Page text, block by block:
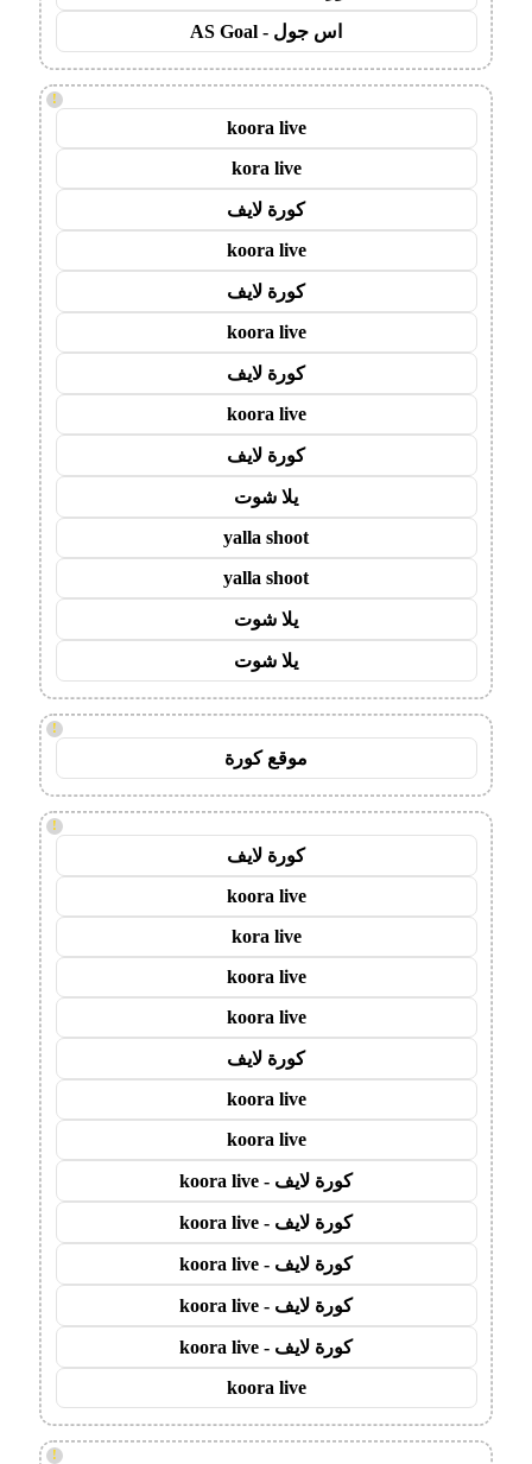
اس جول - AS Goal
!
koora live
kora live
كورة لايف
koora live
كورة لايف
koora live
كورة لايف
koora live
كورة لايف
يلا شوت
yalla shoot
yalla shoot
يلا شوت
يلا شوت
!
موقع كورة
!
كورة لايف
koora live
kora live
koora live
koora live
كورة لايف
koora live
koora live
كورة لايف - koora live
كورة لايف - koora live
كورة لايف - koora live
كورة لايف - koora live
كورة لايف - koora live
koora live
!